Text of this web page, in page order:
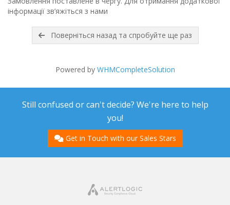
інформації зв’яжіться з нами
Поверніться назад та спробуйте ще раз
Powered by WHMCompleteSolution
Still confused or can't decide? We're here to help
you!
Get in Touch with our Sales Stars